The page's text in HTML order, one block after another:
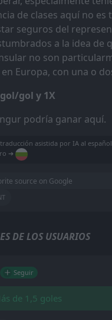
de clases aquí no es
seguros del
a la idea de
no son
Europa, con una o
gol y 1X
podría ganar aquí.
asistida por IA al
➔
source on Google
DE LOS USUARIOS
Seguir
de 1,5 goles